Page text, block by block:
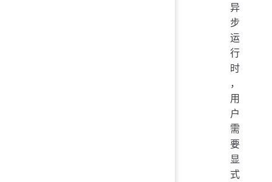
异
步
运
行
时
，
用
户
需
要
显
式